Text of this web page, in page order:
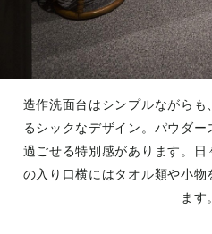
造作洗面台はシンプルながら
るシックなデザイン。パウダ
過ごせる特別感があります。
の入り口横にはタオル類や小
ます